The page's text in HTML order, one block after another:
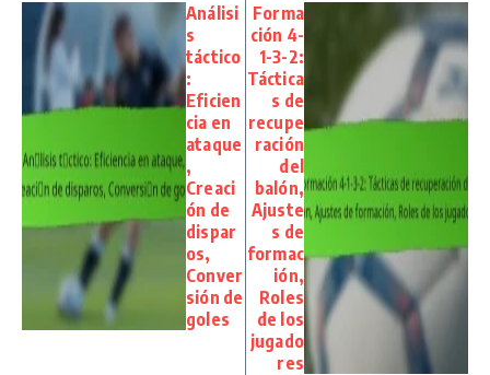
Análisi
s
táctico
:
Eficien
cia en
ataque
,
Creaci
ón de
dispar
os,
Conver
sión de
goles
Forma
ción 4-
1-3-2:
Táctica
s de
recupe
ración
del
balón,
Ajuste
s de
formac
ión,
Roles
de los
jugado
res